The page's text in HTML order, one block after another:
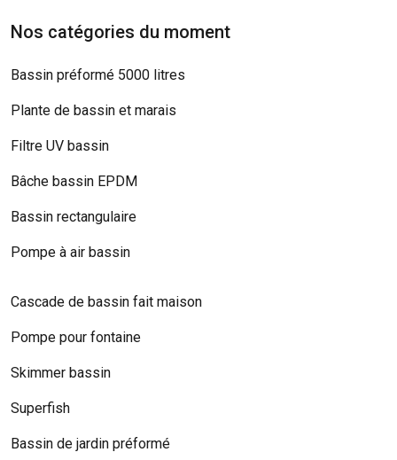
Nos catégories du moment
Bassin préformé 5000 litres
Plante de bassin et marais
Filtre UV bassin
Bâche bassin EPDM
Bassin rectangulaire
Pompe à air bassin
Cascade de bassin fait maison
Pompe pour fontaine
Skimmer bassin
Superfish
Bassin de jardin préformé